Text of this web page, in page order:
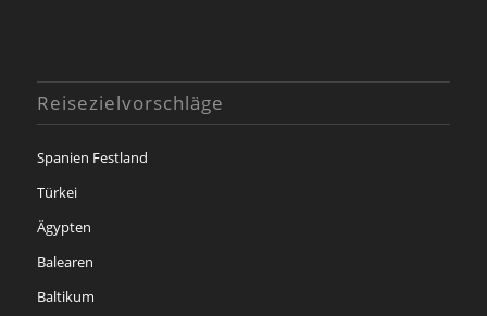
Reisezielvorschläge
Spanien Festland
Türkei
Ägypten
Balearen
Baltikum